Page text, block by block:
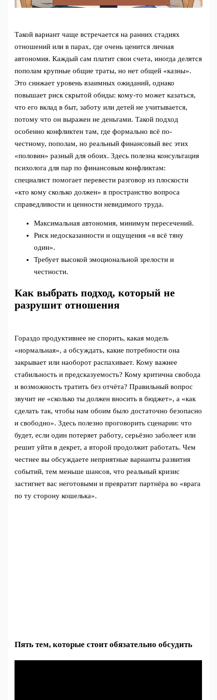
Такой вариант чаще встречается на ранних стадиях
отношений или в парах, где очень ценится личная
автономия. Каждый сам платит свои счета, иногда делятся
пополам крупные общие траты, но нет общей «казны».
Это снижает уровень взаимных ожиданий, однако
повышает риск скрытой обиды: кому‑то может казаться,
что его вклад в быт, заботу или детей не учитывается,
потому что он выражен не деньгами. Такой подход
особенно конфликтен там, где формально всё по-
честному, пополам, но реальный финансовый вес этих
«половин» разный для обоих. Здесь полезна консультация
психолога для пар по финансовым конфликтам:
специалист помогает перевести разговор из плоскости
«кто кому сколько должен» в пространство вопроса
справедливости и ценности невидимого труда.
Максимальная автономия, минимум пересечений.
Риск недосказанности и ощущения «я всё тяну
один».
Требует высокой эмоциональной зрелости и
честности.
Как выбрать подход, который не
разрушит отношения
Гораздо продуктивнее не спорить, какая модель
«нормальная», а обсуждать, какие потребности она
закрывает или наоборот распахивает. Кому важнее
стабильность и предсказуемость? Кому критична свобода
и возможность тратить без отчёта? Правильный вопрос
звучит не «сколько ты должен вносить в бюджет», а «как
сделать так, чтобы нам обоим было достаточно безопасно
и свободно». Здесь полезно проговорить сценарии: что
будет, если один потеряет работу, серьёзно заболеет или
решит уйти в декрет, а второй продолжит работать. Чем
честнее вы обсуждаете неприятные варианты развития
событий, тем меньше шансов, что реальный кризис
застигнет вас неготовыми и превратит партнёра во «врага
по ту сторону кошелька».
Пять тем, которые стоит обязательно обсудить